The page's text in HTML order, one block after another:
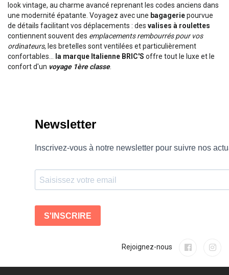
look vintage, au charme avancé reprenant les codes anciens dans
une modernité épatante. Voyagez avec une bagageriepourvue
de détails facilitant vos déplacements : des valises à roulettes
contiennent souvent des emplacements rembourrés pour vos
ordinateurs, les bretelles sont ventilées et particulièrement
confortables... la marque Italienne BRIC'S offre tout le luxe et le
confort d'un voyage 1ère classe.
Rejoignez-nous